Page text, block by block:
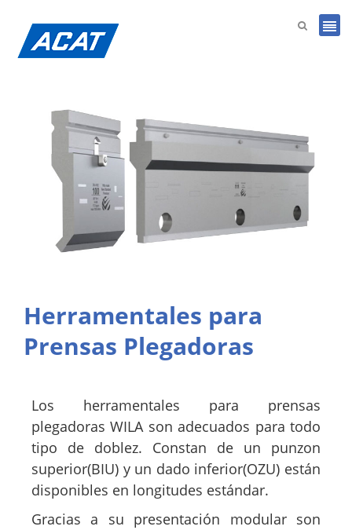
Herramentales para
Prensas Plegadoras
Los herramentales para prensas
plegadoras WILA son adecuados para todo
tipo de doblez. Constan de un punzon
superior(BIU) y un dado inferior(OZU) están
disponibles en longitudes estándar.
Gracias a su presentación modular son